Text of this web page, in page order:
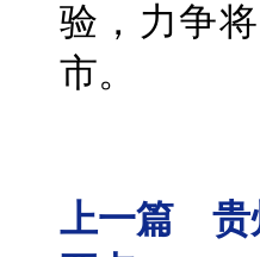
验，力争
市。
上一篇 贵